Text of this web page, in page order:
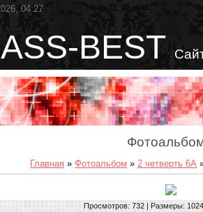
04:27
BEST
Главная » Фотоальбом » 2 четверть 6А
Просмотров: 732 | Размеры: